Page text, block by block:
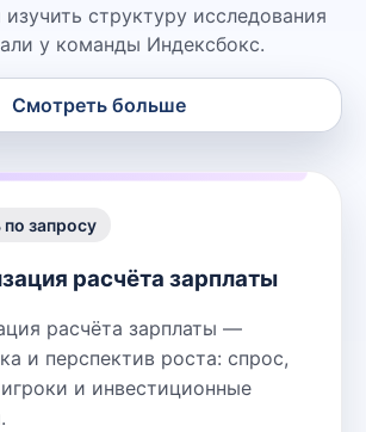
структуру исследования
у команды Индексбокс.
Смотреть больше
запросу
расчёта зарплаты
расчёта зарплаты —
и перспектив роста: спрос,
и инвестиционные